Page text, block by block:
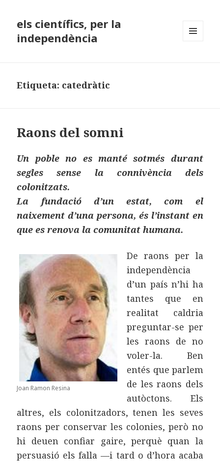
els científics, per la
independència
Etiqueta: catedràtic
Raons del somni
Un poble no es manté sotmés durant
segles sense la connivència dels
colonitzats.
La fundació d’un estat, com el
naixement d’una persona, és l’instant en
que es renova la comunitat humana.
Joan Ramon Resina
De raons per la
independència
d’un país n’hi ha
tantes que en
realitat caldria
preguntar-se per
les raons de no
voler-la. Ben
entés que parlem
de les raons dels
autòctons. Els
altres, els colonitzadors, tenen les seves
raons per conservar les colonies, però no
hi deuen confiar gaire, perquè quan la
persuasió els falla —i tard o d’hora acaba